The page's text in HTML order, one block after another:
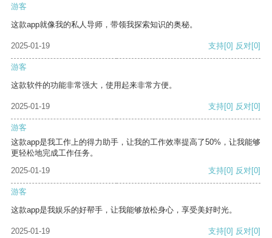
游客
这款app就像我的私人导师，带领我探索知识的奥秘。
2025-01-19 支持[0] 反对[0]
游客
这款软件的功能非常强大，使用起来非常方便。
2025-01-19 支持[0] 反对[0]
游客
这款app是我工作上的得力助手，让我的工作效率提高了50%，让我能够
更轻松地完成工作任务。
2025-01-19
支持[0] 反对[0]
游客
这款app是我娱乐的好帮手，让我能够放松身心，享受美好时光。
2025-01-19 支持[0] 反对[0]